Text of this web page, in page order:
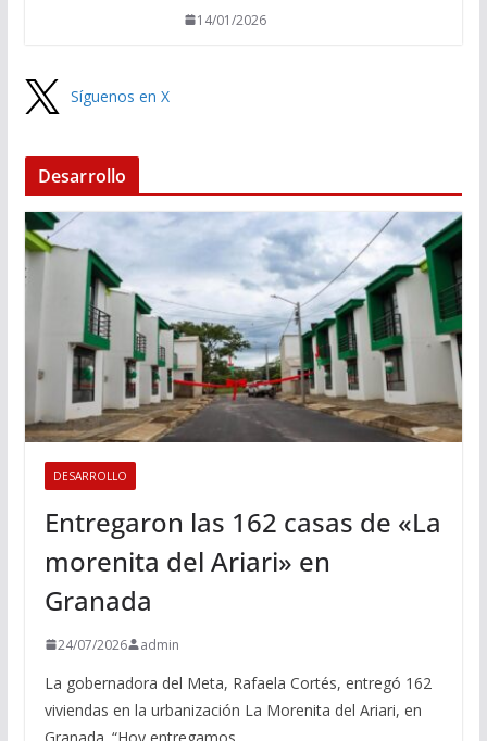
14/01/2026
Síguenos en X
Desarrollo
DESARROLLO
Entregaron las 162 casas de «La
morenita del Ariari» en
Granada
24/07/2026 admin
La gobernadora del Meta, Rafaela Cortés, entregó 162
viviendas en la urbanización La Morenita del Ariari, en
Granada. “Hoy entregamos